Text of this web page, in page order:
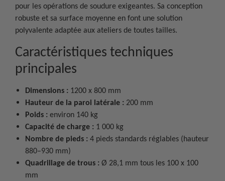
pour les opérations de soudure exigeantes. Sa conception
robuste et sa surface moyenne en font une solution
polyvalente adaptée aux ateliers de toutes tailles.
Caractéristiques techniques
principales
Dimensions : 1200 x 800 mm
Hauteur de la paroi latérale : 200 mm
Poids : environ 140 kg
Capacité de charge : 1 000 kg
Nombre de pieds : 4 pieds standards réglables (hauteur
880–930 mm)
Quadrillage de trous : Ø 28,1 mm tous les 100 x 100
mm